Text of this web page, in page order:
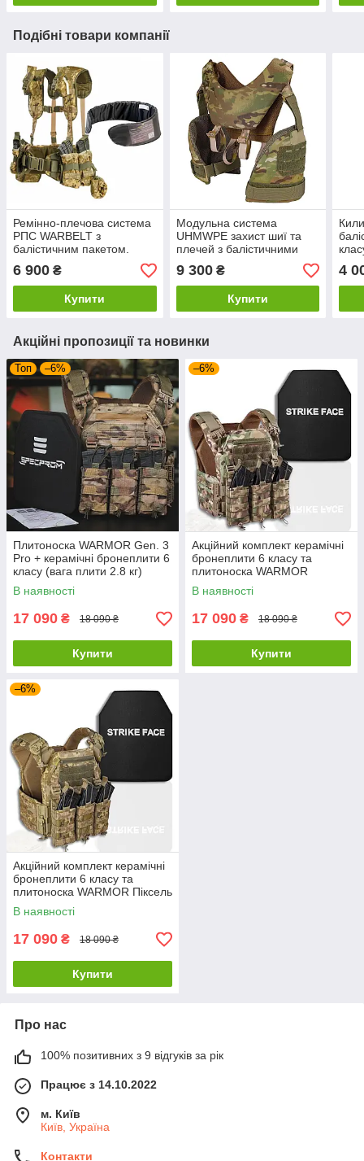
Подібні товари компанії
Ремінно-плечова система
РПС WARBELT з
балістичним пакетом.
Піксель
6 900 ₴
Купити
Модульна система
UHMWPE захист шиї та
плечей з балістичними
пакетом 1 класу.
Мультикам
9 300₴
Купити
4
Акційні пропозиції та новинки
Топ –6%
Плитоноска WARMOR Gen. 3
Pro + керамічні бронеплити 6
класу (вага плити 2.8 кг)
В наявності
17 090 ₴ 18 090 ₴
Купити
–6%
Акційний комплект керамічні
бронеплити 6 класу та
плитоноска WARMOR
Мультикам
В наявності
17 090 ₴ 18 090 ₴
Купити
–6%
Акційний комплект керамічні
бронеплити 6 класу та
плитоноска WARMOR Піксель
В наявності
17 090 ₴ 18 090 ₴
Купити
Про нас
100% позитивних з 9 відгуків за рік
Працює з 14.10.2022
м. Київ
Київ, Україна
Контакти